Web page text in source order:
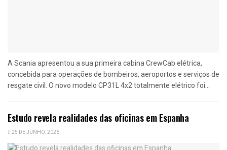
A Scania apresentou a sua primeira cabina CrewCab elétrica,
concebida para operações de bombeiros, aeroportos e serviços de
resgate civil. O novo modelo CP31L 4x2 totalmente elétrico foi...
Estudo revela realidades das oficinas em Espanha
25 DE JUNHO, 2026